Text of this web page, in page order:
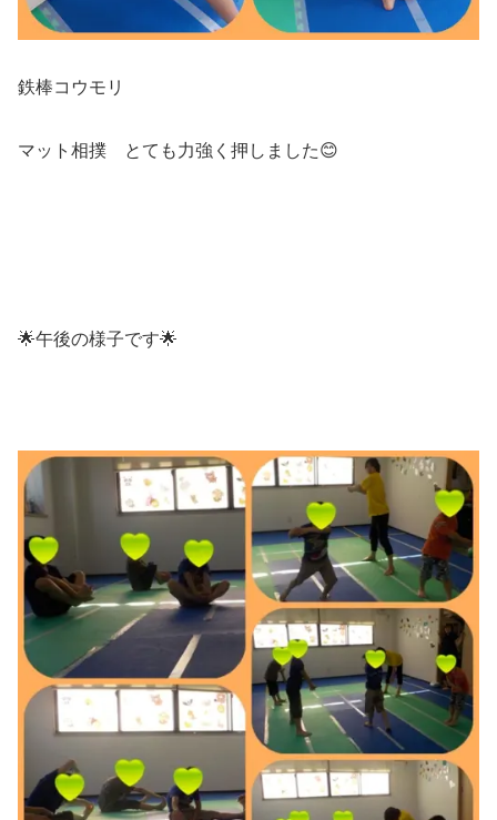
鉄棒コウモリ
マット相撲 とても力強く押しました😊
🌟午後の様子です🌟